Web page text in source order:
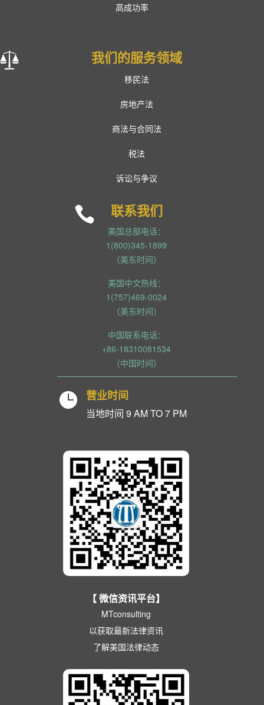
高成功率
我们的服务领域
移民法
房地产法
商法与合同法
税法
诉讼与争议
 联系我们
美国总部电话：
1(800)345-1899
（美东时间）
美国中文热线：
1(757)469-0024
（美东时间）
中国联系电话：
+86-18310081534
（中国时间）
 营业时间
当地时间 9 AM TO 7 PM
【 微信资讯平台】
MTconsulting
以获取最新法律资讯
了解美国法律动态